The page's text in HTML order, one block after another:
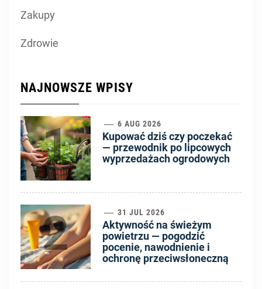
Zakupy
Zdrowie
NAJNOWSZE WPISY
1 6 AUG 2026
Kupować dziś czy poczekać
— przewodnik po lipcowych
wyprzedażach ogrodowych
2 31 JUL 2026
Aktywność na świeżym
powietrzu — pogodzić
pocenie, nawodnienie i
ochronę przeciwsłoneczną